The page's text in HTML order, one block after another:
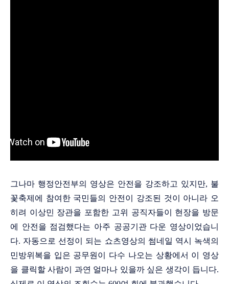
그나마 행정안전부의 영상은 안전을 강조하고 있지만, 불
꽃축제에 참여한 국민들의 안전이 강조된 것이 아니라 오
히려 이상민 장관을 포함한 고위 공직자들이 현장을 방문
에 안전을 점검했다는 아주 공공기관 다운 영상이었습니
다. 자동으로 선정이 되는 쇼츠영상의 썸네일 역시 녹색의
민방위복을 입은 공무원이 다수 나오는 상황에서 이 영상
을 클릭할 사람이 과연 얼마나 있을까 싶은 생각이 듭니다.